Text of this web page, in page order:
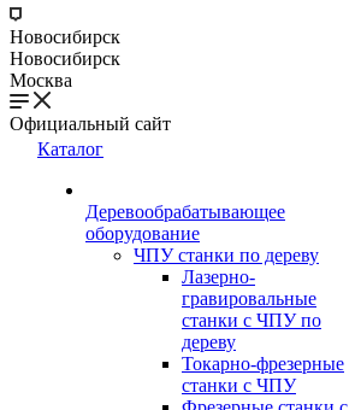
Новосибирск
Новосибирск
Москва
Официальный сайт
Каталог
Деревообрабатывающее
оборудование
ЧПУ станки по дереву
Лазерно-
гравировальные
станки с ЧПУ по
дереву
Токарно-фрезерные
станки с ЧПУ